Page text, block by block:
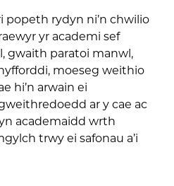
popeth rydyn ni’n chwilio
yr academi sef
gwaith paratoi manwl,
moeseg weithio
hi’n arwain ei
ar y cae ac
academaidd wrth
trwy ei safonau a’i